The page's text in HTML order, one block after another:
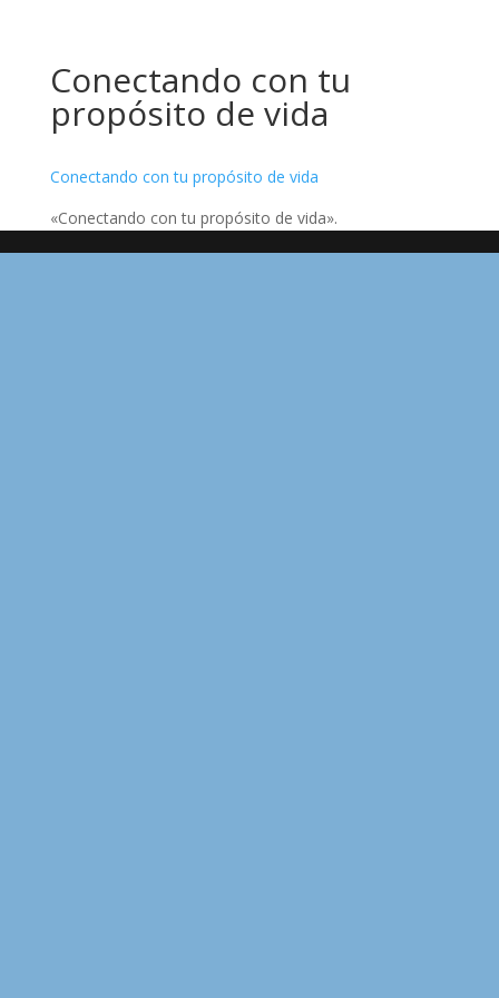
Conectando con tu
propósito de vida
Conectando con tu propósito de vida
«Conectando con tu propósito de vida».